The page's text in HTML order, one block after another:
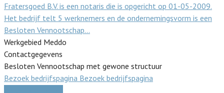
Fratersgoed B.V. is een notaris die is opgericht op 01-05-2009.
Het bedrijf telt 5 werknemers en de ondernemingsvorm is een
Besloten Vennootschap…
Werkgebied Meddo
Contactgegevens
Besloten Vennootschap met gewone structuur
Bezoek bedrijfspagina Bezoek bedrijfspagina